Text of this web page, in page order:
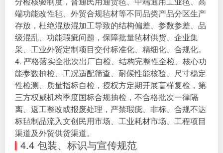
端功能改性毡、外贸合规毡材等不同品类产品分区生产
存放，杜绝混放混加工导致的结构偏差、参数参差、品
级混乱、功能瑕疵问题，保障批量毡材供货、企业集
采、工业外贸定制项目交付标准化、精细化、合规化。
4. 严格落实全批次出厂自检、结构完整性全检、核心功
能参数抽检、工况适配筛查、耐候性能核验、尺寸稳定
性检测、质量指标自检，授权方定期开展盲样复检，第
三方权威机构季度国标合规抽检，不合格批次一律隔
离、返工整改或报废处理，严禁瑕疵、非标、合规不达
标毡制品流入文创民用市场、工业耗材市场、工程项目
渠道及外贸供货渠道。
4.4 包装、标识与宣传规范